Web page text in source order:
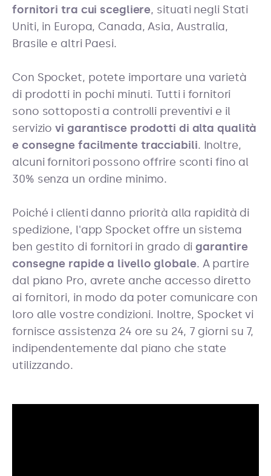
fornitori tra cui scegliere, situati negli Stati
Uniti, in Europa, Canada, Asia, Australia,
Brasile e altri Paesi.
Con Spocket, potete importare una varietà
di prodotti in pochi minuti. Tutti i fornitori
sono sottoposti a controlli preventivi e il
serviziovi garantisce prodotti di alta qualità
e consegne facilmente tracciabili. Inoltre,
alcuni fornitori possono offrire sconti fino al
30% senza un ordine minimo.
Poiché i clienti danno priorità alla rapidità di
spedizione, l'app Spocket offre un sistema
ben gestito di fornitori in grado digarantire
consegne rapide a livello globale. A partire
dal piano Pro, avrete anche accesso diretto
ai fornitori, in modo da poter comunicare con
loro alle vostre condizioni. Inoltre, Spocket vi
fornisce assistenza 24 ore su 24, 7 giorni su 7,
indipendentemente dal piano che state
utilizzando.